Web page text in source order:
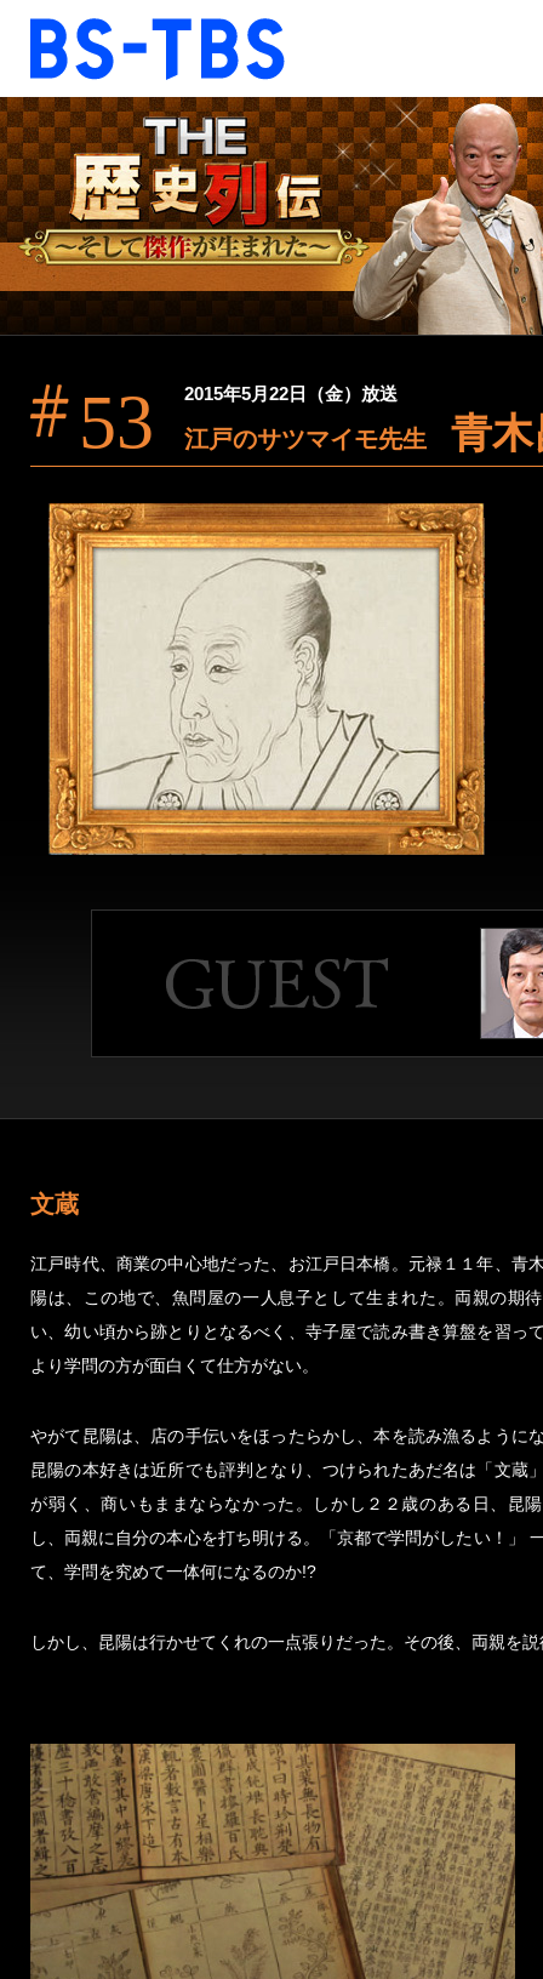
BS-TBS
BS-TBS
ドラマ 映画
報道 教養
音楽 エンタメ
ファンクラブ
視聴方法 4K放送
ご意見・ご感想 会社情報
53 2015年5月22日（金）放送
江戸のサツマイモ先生 青
文蔵
江戸時代、商業の中心地だった、お江戸日本橋。元禄１１年、青
陽は、この地で、魚問屋の一人息子として生まれた。両親の期
い、幼い頃から跡とりとなるべく、寺子屋で読み書き算盤を習っ
より学問の方が面白くて仕方がない。
やがて昆陽は、店の手伝いをほったらかし、本を読み漁るように
昆陽の本好きは近所でも評判となり、つけられたあだ名は「文蔵
が弱く、商いもままならなかった。しかし２２歳のある日、昆
し、両親に自分の本心を打ち明ける。「京都で学問がしたい！」
て、学問を究めて一体何になるのか!?
しかし、昆陽は行かせてくれの一点張りだった。その後、両親を